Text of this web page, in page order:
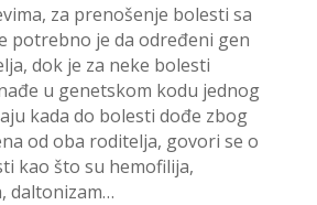
za prenošenje bolesti sa
potrebno je da određeni gen
dok je za neke bolesti
u genetskom kodu jednog
kada do bolesti dođe zbog
od oba roditelja, govori se o
kao što su hemofilija,
daltonizam…